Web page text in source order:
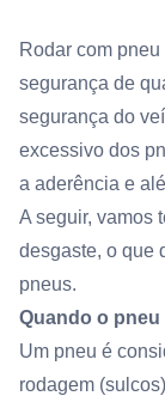
Rodar com
segurança de
segurança do
excessivo dos
a aderência e
A seguir, vamos
desgaste, o que
pneus.
Quando o
Um pneu é
rodagem